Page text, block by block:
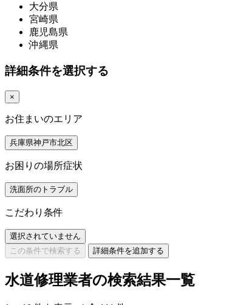
大分県
宮崎県
鹿児島県
沖縄県
詳細条件を選択する
×
お住まいのエリア
兵庫県神戸市北区
お困りの場所症状
洗面所のトラブル
こだわり条件
選択されていません
この条件で検索する
詳細条件を追加する
水道修理業者の検索結果一覧